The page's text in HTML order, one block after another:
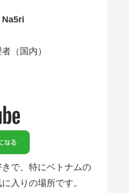
Na5ri
（国内）
で、特にベトナムの
入りの場所です。